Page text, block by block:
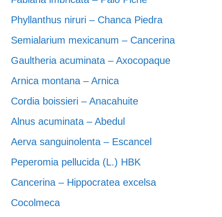
Phyllanthus niruri – Chanca Piedra
Semialarium mexicanum – Cancerina
Gaultheria acuminata – Axocopaque
Arnica montana – Arnica
Cordia boissieri – Anacahuite
Alnus acuminata – Abedul
Aerva sanguinolenta – Escancel
Peperomia pellucida (L.) HBK
Cancerina – Hippocratea excelsa
Cocolmeca